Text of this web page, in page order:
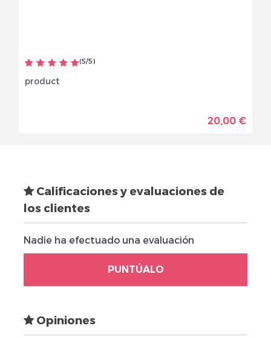
(5/5)
product
20,00 €
Calificaciones y evaluaciones de
los clientes
Nadie ha efectuado una evaluación
PUNTÚALO
Opiniones